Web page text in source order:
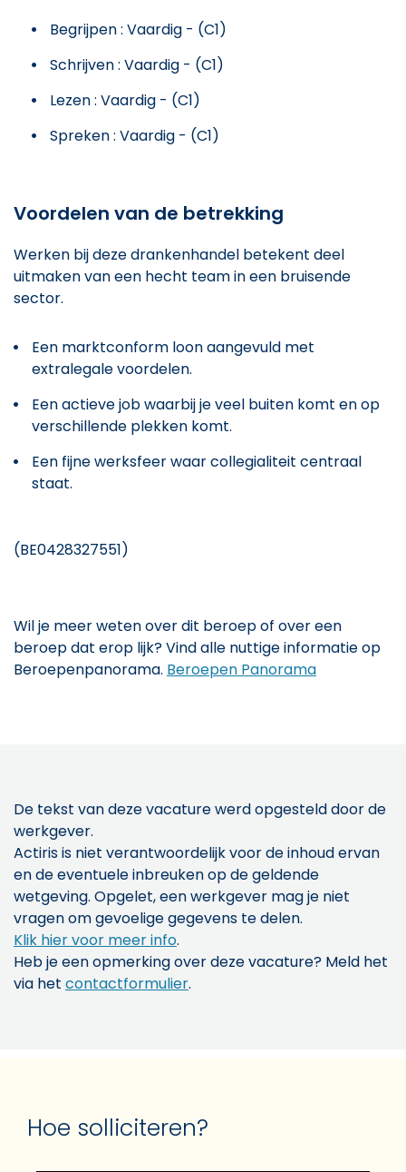
Begrijpen : Vaardig - (C1)
Schrijven : Vaardig - (C1)
Lezen : Vaardig - (C1)
Spreken : Vaardig - (C1)
Voordelen van de betrekking
Werken bij deze drankenhandel betekent deel
uitmaken van een hecht team in een bruisende
sector.
Een marktconform loon aangevuld met
extralegale voordelen.
Een actieve job waarbij je veel buiten komt en op
verschillende plekken komt.
Een fijne werksfeer waar collegialiteit centraal
staat.
(BE0428327551)
Wil je meer weten over dit beroep of over een
beroep dat erop lijk? Vind alle nuttige informatie op
Beroepenpanorama. Beroepen Panorama
De tekst van deze vacature werd opgesteld door de
werkgever.
Actiris is niet verantwoordelijk voor de inhoud ervan
en de eventuele inbreuken op de geldende
wetgeving. Opgelet, een werkgever mag je niet
vragen om gevoelige gegevens te delen.
Klik hier voor meer info.
Heb je een opmerking over deze vacature? Meld het
via het contactformulier.
Hoe solliciteren?